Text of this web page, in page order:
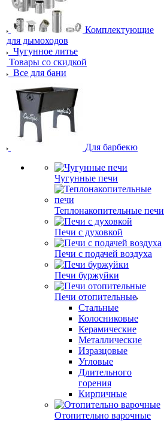
Комплектующие
для дымоходов
Чугунное литье
Товары со скидкой
Все для бани
Для барбекю
Чугунные печи
Теплонакопительные печи
Печи с духовкой
Печи с подачей воздуха
Печи буржуйки
Печи отопительные
Стальные
Колосниковые
Керамические
Металлические
Изразцовые
Угловые
Длительного
горения
Кирпичные
Отопительно варочные